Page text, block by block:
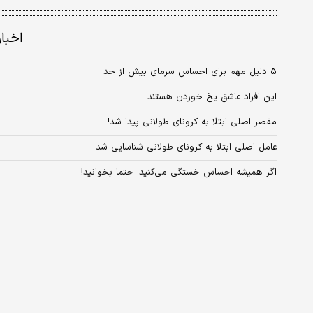
۵ دلیل مهم برای احساس سرمای بیش از حد
این افراد عاشق یخ خوردن هستند
مقصر اصلی ابتلا به کرونای طولانی پیدا شد!
عامل اصلی ابتلا به کرونای طولانی‌ شناسایی شد
اگر همیشه احساس خستگی می‌کنید؛ حتما بخوانید!